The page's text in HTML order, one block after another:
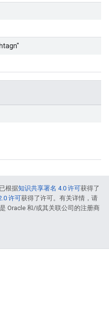
根据知识共享署名 4.0 许可获得了
许可获得了许可。有关详情，请
Oracle 和/或其关联公司的注册商